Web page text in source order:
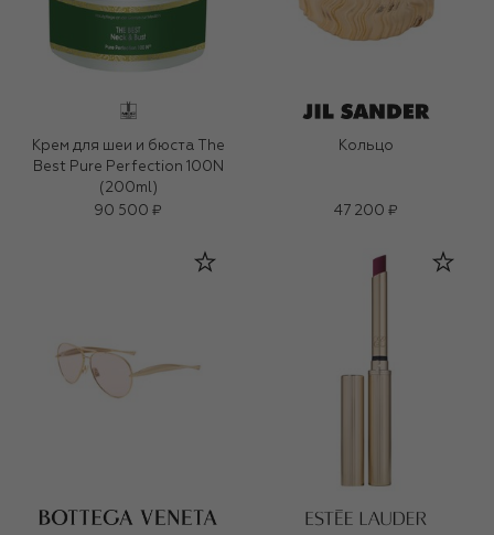
Крем для шеи и бюста The
Best Pure Perfection 100N
(200ml)
90 500 ₽
Кольцо
47 200 ₽